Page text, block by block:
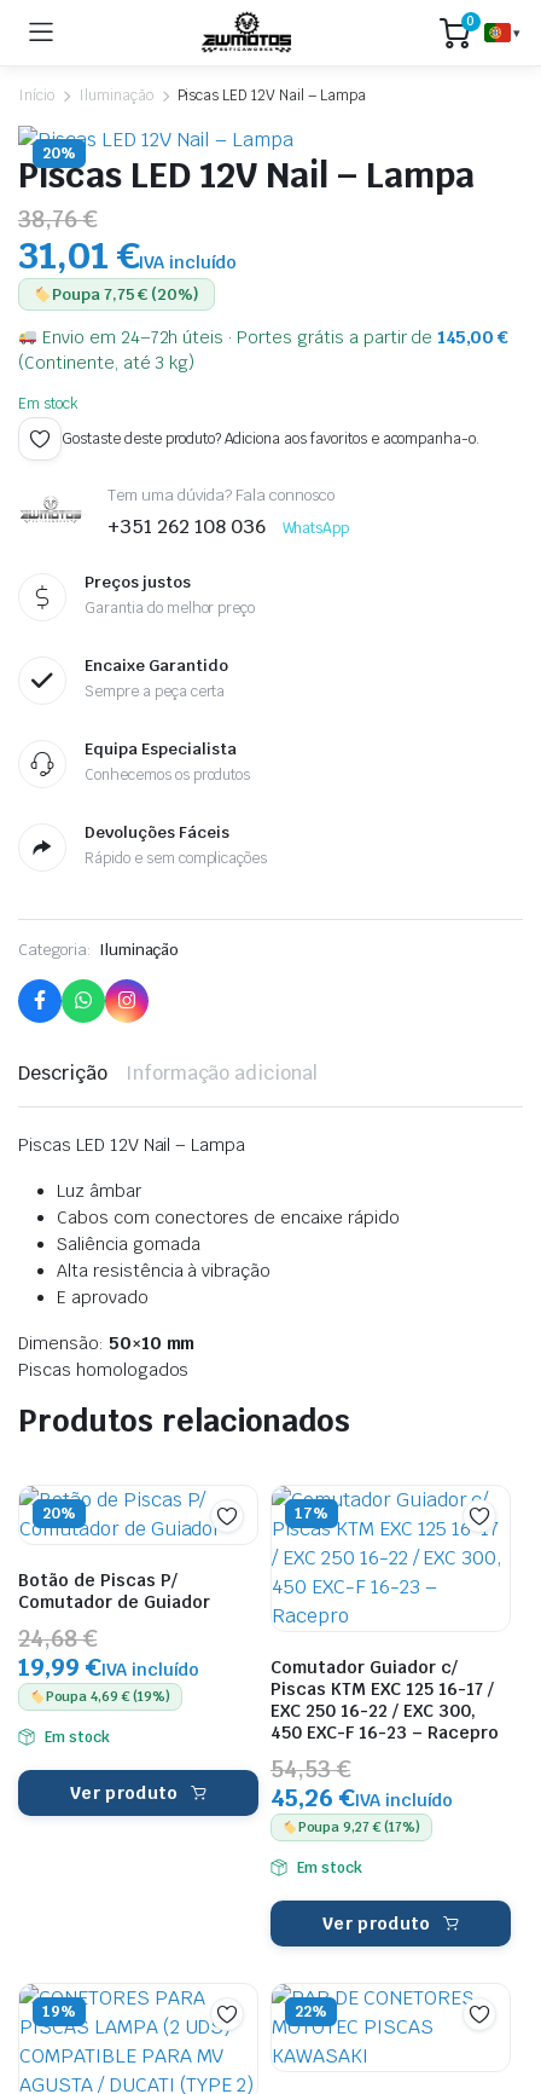
0
▾
Início Iluminação Piscas LED 12V Nail – Lampa
20%
Piscas LED 12V Nail – Lampa
38,76 €
31,01 €IVA incluído
Poupa 7,75 € (20%)
Envio em 24–72h úteis · Portes grátis a partir de145,00 €
(Continente, até 3 kg)
Em stock
Gostaste deste produto? Adiciona aos favoritos e acompanha-o.
Tem uma dúvida? Fala connosco
+351 262 108 036 WhatsApp
Preços justos
Garantia do melhor preço
Encaixe Garantido
Sempre a peça certa
Equipa Especialista
Conhecemos os produtos
Devoluções Fáceis
Rápido e sem complicações
Categoria: Iluminação
Descrição Informação adicional
Piscas LED 12V Nail – Lampa
Luz âmbar
Cabos com conectores de encaixe rápido
Saliência gomada
Alta resistência à vibração
E aprovado
Dimensão: 50×10 mm
Piscas homologados
Produtos relacionados
20%
Botão de Piscas P/
Comutador de Guiador
24,68 €
19,99 €IVA incluído
Poupa 4,69 € (19%)
Em stock
Ver produto
17%
Comutador Guiador c/
Piscas KTM EXC 125 16-17 /
EXC 250 16-22 / EXC 300,
450 EXC-F 16-23 – Racepro
54,53 €
45,26 €IVA incluído
Poupa 9,27 € (17%)
Em stock
Ver produto
19% 22%